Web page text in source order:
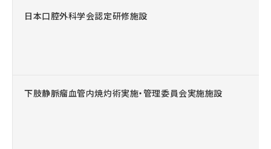
日本口腔外科学会認定研修施設
下肢静脈瘤血管内焼灼術実施・管理委員会実施施設